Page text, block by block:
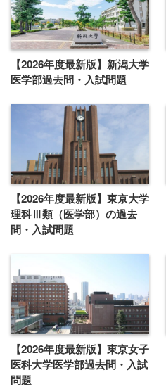
【2026年度最新版】新潟大学
医学部過去問・入試問題
【2026年度最新版】東京大学
理科Ⅲ類（医学部）の過去
問・入試問題
【2026年度最新版】東京女子
医科大学医学部過去問・入試
問題